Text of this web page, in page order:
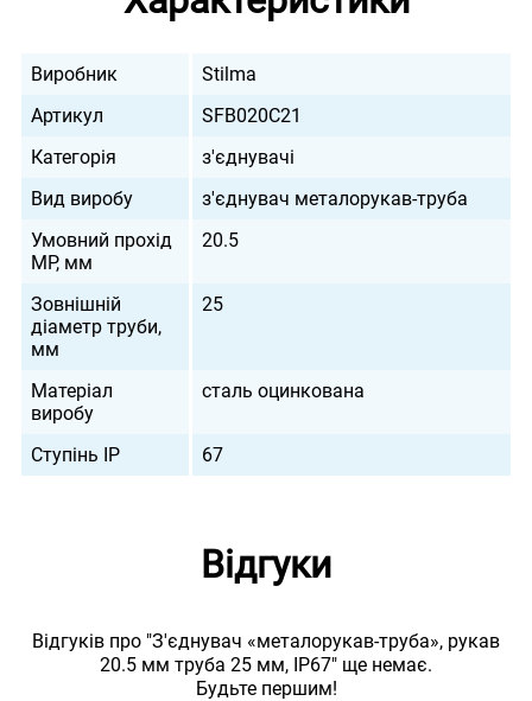
Виробник
Stilma
Артикул
SFB020C21
Категорія
з'єднувачі
Вид виробу
з'єднувач металорукав-труба
Умовний прохід
МР, мм
20.5
Зовнішній
діаметр труби,
мм
25
Матеріал
виробу
сталь оцинкована
Ступінь IP 67
Відгуки
Відгуків про "З'єднувач «металорукав-труба», рукав
20.5 мм труба 25 мм, IP67" ще немає.
Будьте першим!